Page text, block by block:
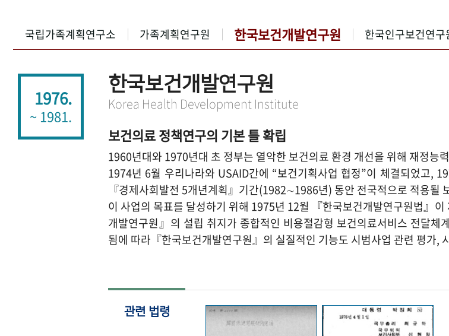
국립가족계획연구소 가족계획연구원 한국보건개발연구원 한국인구보건연구
1976.
~ 1981.
한국보건개발연구원
Korea Health Development Institute
보건의료 정책연구의 기본 틀 확립
1960년대와 1970년대 초 정부는 열악한 보건의료 환경 개선을 위해 재정능
1974년 6월 우리나라와 USAID간에 “보건기획사업 협정”이 체결되었고,
『경제사회발전 5개년계획』기간(1982∼1986년) 동안 전국적으로 적용될
이 사업의 목표를 달성하기 위해 1975년 12월 『한국보건개발연구원법』
개발연구원』의 설립 취지가 종합적인 비용절감형 보건의료서비스 전달
됨에 따라『한국보건개발연구원』의 실질적인 기능도 시범사업 관련 평가,
관련 법령